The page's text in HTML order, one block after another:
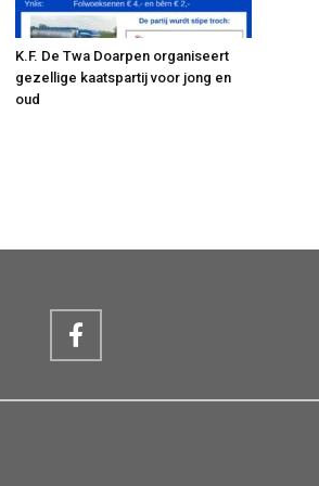
K.F. De Twa Doarpen organiseert
gezellige kaatspartij voor jong en
oud